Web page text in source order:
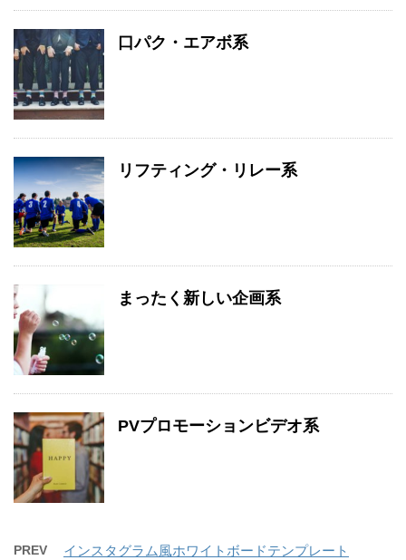
口パク・エアボ系
リフティング・リレー系
まったく新しい企画系
PVプロモーションビデオ系
PREV インスタグラム風ホワイトボードテンプレート